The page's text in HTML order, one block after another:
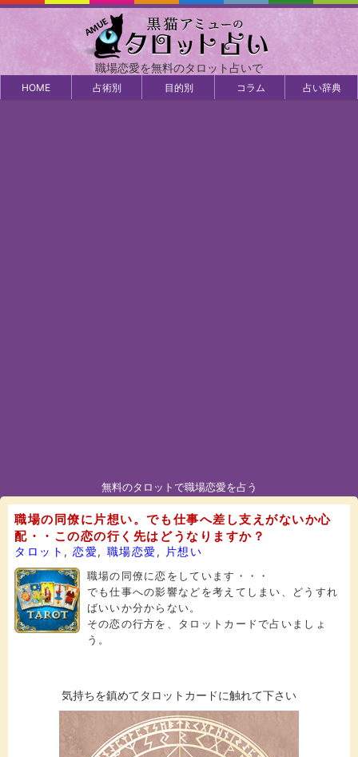
職場恋愛を無料のタロット占いで
HOME 占術別 目的別 コラム 占い辞典
無料のタロットで職場恋愛を占う
職場の同僚に片想い。でも仕事へ差し支えがないか心
配・・この恋の行く先はどうなりますか？
タロット ,恋愛, 職場恋愛,
片想い
職場の同僚に恋をしています・・・
でも仕事への影響などを考えてしまい、どうすれ
ばいいか分からない。
その恋の行方を、タロットカードで占いましょ
う。
気持ちを鎮めてタロットカードに触れて下さい